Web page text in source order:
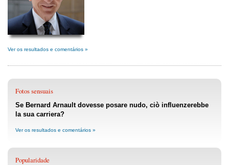
Ver os resultados e comentários »
Fotos sensuais
Se Bernard Arnault dovesse posare nudo, ciò influenzerebbe
la sua carriera?
Ver os resultados e comentários »
Popularidade